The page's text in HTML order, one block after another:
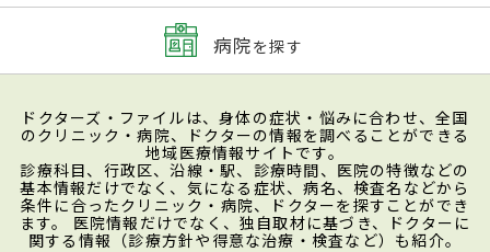
病院を探す
ドクターズ・ファイルは、身体の症状・悩みに合わせ、全国
のクリニック・病院、ドクターの情報を調べることができる
地域医療情報サイトです。
診療科目、行政区、沿線・駅、診療時間、医院の特徴などの
基本情報だけでなく、気になる症状、病名、検査名などから
条件に合ったクリニック・病院、ドクターを探すことができ
ます。 医院情報だけでなく、独自取材に基づき、ドクターに
関する情報（診療方針や得意な治療・検査など）も紹介。